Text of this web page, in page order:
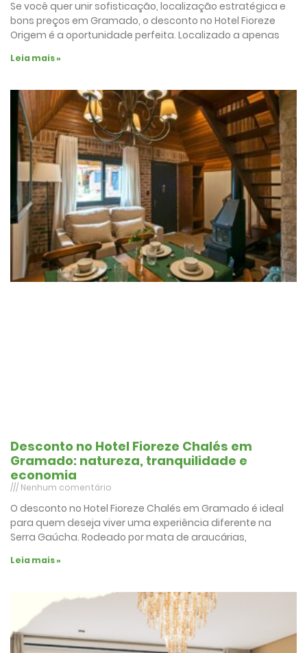
Se você quer unir sofisticação, localização estratégica e
bons preços em Gramado, o desconto no Hotel Fioreze
Origem é a oportunidade perfeita. Localizado a apenas
Leia mais »
Desconto no Hotel Fioreze Chalés em
Gramado: natureza, tranquilidade e
economia
Nenhum comentário
O desconto no Hotel Fioreze Chalés em Gramado é ideal
para quem deseja viver uma experiência diferente na
Serra Gaúcha. Rodeado por mata de araucárias,
Leia mais »